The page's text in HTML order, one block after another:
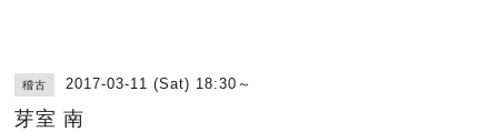
稽古 2017-03-11 (Sat) 18:30～
芽室 南